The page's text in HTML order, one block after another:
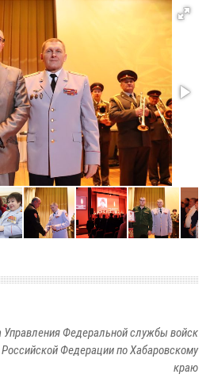
Федеральной службы войск
Федерации по Хабаровскому
краю